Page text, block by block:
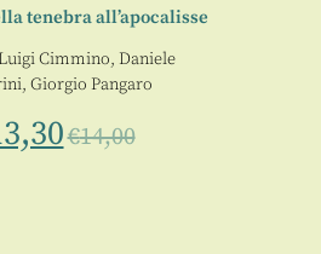
tenebra all’apocalisse
Cimmino, Daniele
, Giorgio Pangaro
€14,00